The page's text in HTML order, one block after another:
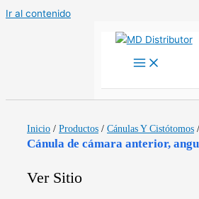
Ir al contenido
Inicio / Productos / Cánulas Y Cistótomos /
Cánula de cámara anterior,
Ver Sitio